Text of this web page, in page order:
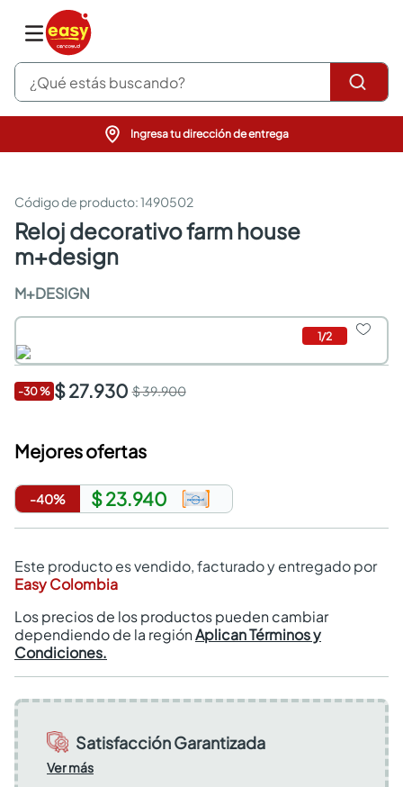
¿Qué estás buscando?
Ingresa tu dirección de entrega
:1490502
reloj decorativo farm house
m+design
M+DESIGN
1/2
-30% $ 27.930 $ 39.900
Mejores ofertas
-40% $ 23.940
Este producto es vendido, facturado y entregado por
Easy Colombia
Los precios de los productos pueden cambiar
dependiendo de la regiónAplican Términos y
Condiciones.
Satisfacción Garantizada
Ver más
pinturas
sanitarios
comedor
escritorio
comedores
armarios closet